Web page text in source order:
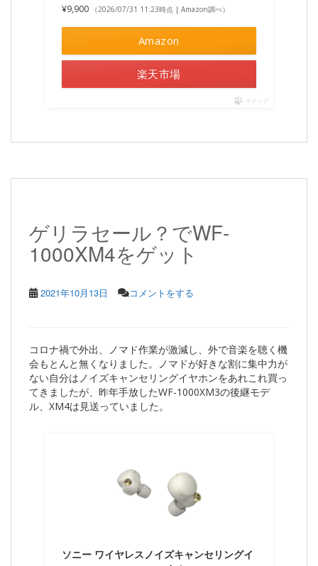
¥9,900
（2026/07/31 11:23時点 | Amazon調べ）
Amazon
楽天市場
ポチップ
ゲリラセール？でWF-
1000XM4をゲット
2021年10月13日 コメントをする
コロナ禍で外出、ノマド作業が激減し、外で音楽を聴く機
会もとんと無くなりました。ノマドが好きな割に集中力が
ない自分はノイズキャンセリングイヤホンをあれこれ買っ
てきましたが、昨年手放したWF-1000XM3の後継モデ
ル、XM4は見送っていました。
ソニー ワイヤレスノイズキャンセリングイ